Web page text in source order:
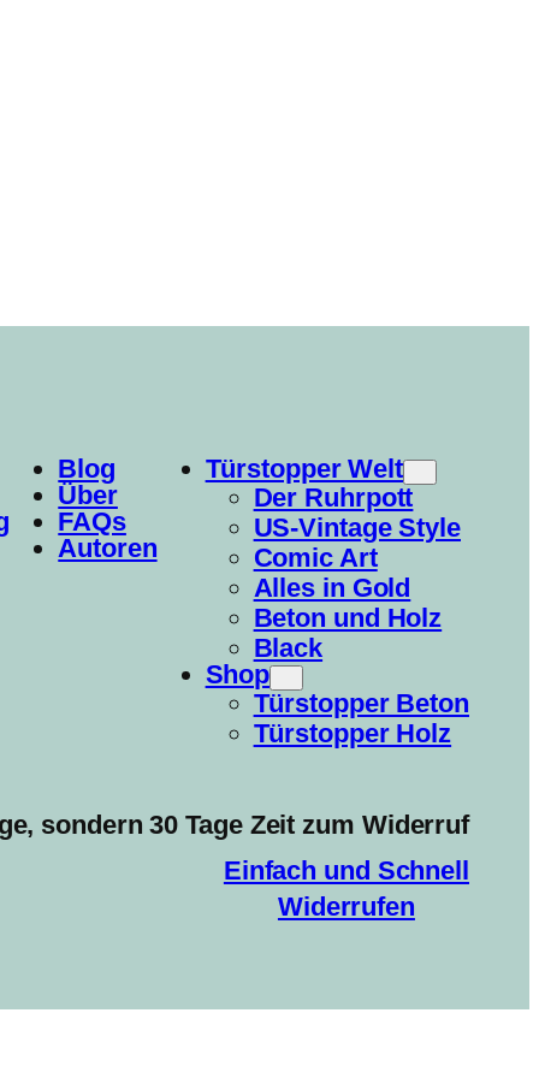
Blog
Über
FAQs
Autoren
Türstopper Welt
Der Ruhrpott
US-Vintage Style
Comic Art
Alles in Gold
Beton und Holz
Black
Shop
Türstopper Beton
Türstopper Holz
sondern 30 Tage Zeit zum Widerruf
Einfach und Schnell
Widerrufen